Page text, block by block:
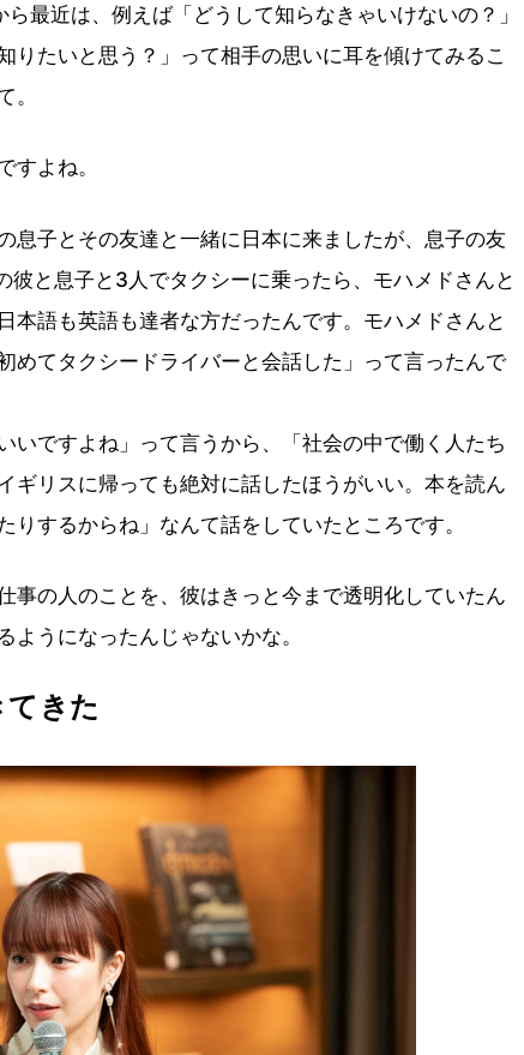
最近は、例えば「どうして知らなきゃいけないの？」
りたいと思う？」って相手の思いに耳を傾けてみるこ
。
よね。
子とその友達と一緒に日本に来ましたが、息子の友
彼と息子と3人でタクシーに乗ったら、モハメドさんと
本語も英語も達者な方だったんです。モハメドさんと
めてタクシードライバーと会話した」って言ったんで
いですよね」って言うから、「社会の中で働く人たち
ギリスに帰っても絶対に話したほうがいい。本を読ん
するからね」なんて話をしていたところです。
の人のことを、彼はきっと今まで透明化していたん
うになったんじゃないかな。
きた